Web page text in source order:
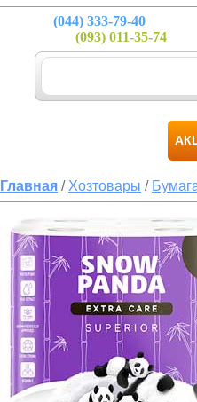
(044) 333-79-40
(093) 011-35-74
Главная / Хозтовары /